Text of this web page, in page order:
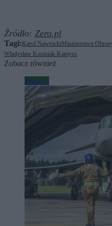
Źródło: Zero.pl
Tagi: Karol NawrockiMinisterstwo
Władysław Kosiniak-Kamysz
Zobacz również
Wojsko